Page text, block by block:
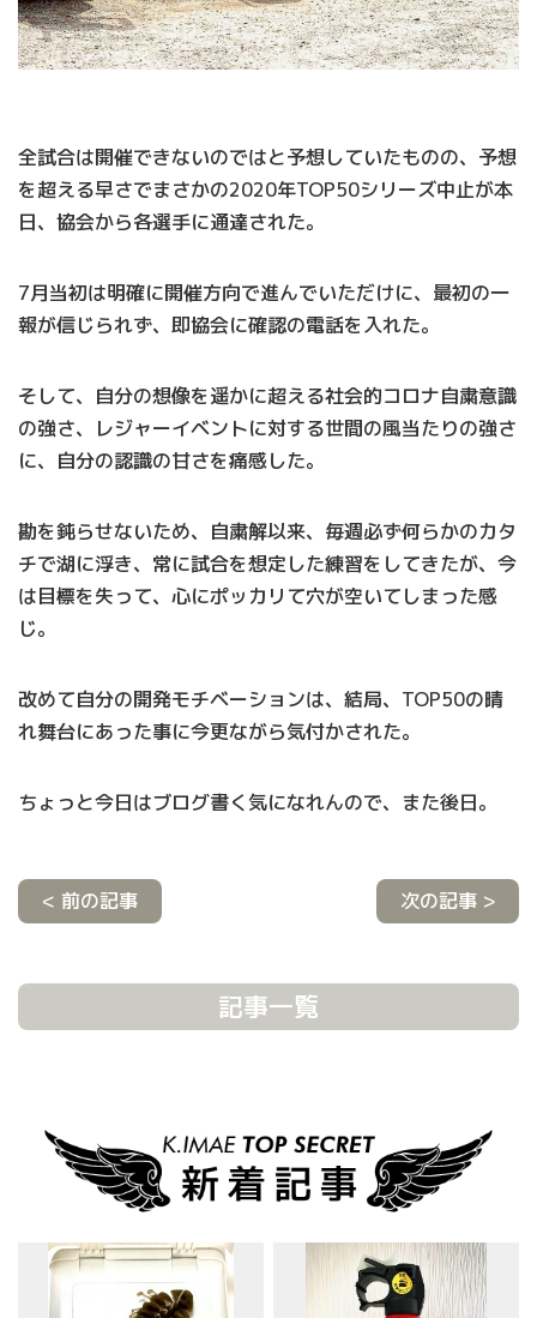
全試合は開催できないのではと予想していたものの、予想
を超える早さでまさかの2020年TOP50シリーズ中止が本
日、協会から各選手に通達された。
7月当初は明確に開催方向で進んでいただけに、最初の一
報が信じられず、即協会に確認の電話を入れた。
そして、自分の想像を遥かに超える社会的コロナ自粛意識
の強さ、レジャーイベントに対する世間の風当たりの強さ
に、自分の認識の甘さを痛感した。
勘を鈍らせないため、自粛解以来、毎週必ず何らかのカタ
チで湖に浮き、常に試合を想定した練習をしてきたが、今
は目標を失って、心にポッカリて穴が空いてしまった感
じ。
改めて自分の開発モチベーションは、結局、TOP50の晴
れ舞台にあった事に今更ながら気付かされた。
ちょっと今日はブログ書く気になれんので、また後日。
< 前の記事 次の記事 >
記事一覧